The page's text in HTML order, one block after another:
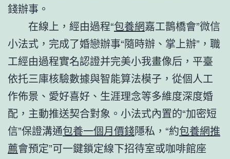
錢辦事。
在線上，經由過程“包養網嘉工鵲橋會”微信
小法式，完成了婚戀辦事“隨時辦、掌上辦”，職
工經由過程實名認證并完美小我畫像后，平臺
依托三庫核驗數據與智能算法模子，從個人工
作佈景、愛好喜好、生涯理念等多維度深度婚
配，主動推送契合對象。小法式內置的“加密短
信”保證溝通包養一個月價錢隱私，“約包養網推
薦會預定”可一鍵鎖定線下招待室或咖啡館座